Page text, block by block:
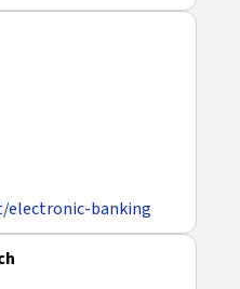
electronic-banking